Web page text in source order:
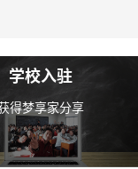
学校入驻
得梦享家分享